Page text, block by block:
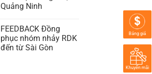
Quảng Ninh
FEEDBACK Đồng
phục nhóm nhảy RDK
đến từ Sài Gòn
Bảng giá
Khuyến mãi